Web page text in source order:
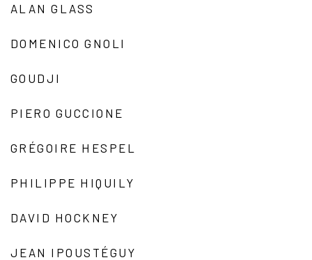
ALAN GLASS
DOMENICO GNOLI
GOUDJI
PIERO GUCCIONE
GRÉGOIRE HESPEL
PHILIPPE HIQUILY
DAVID HOCKNEY
JEAN IPOUSTÉGUY